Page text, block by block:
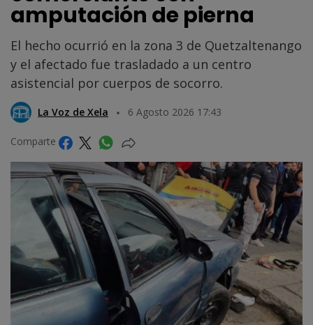
amputación de pierna
El hecho ocurrió en la zona 3 de Quetzaltenango
y el afectado fue trasladado a un centro
asistencial por cuerpos de socorro.
La Voz de Xela 6 Agosto 2026 17:43
Comparte